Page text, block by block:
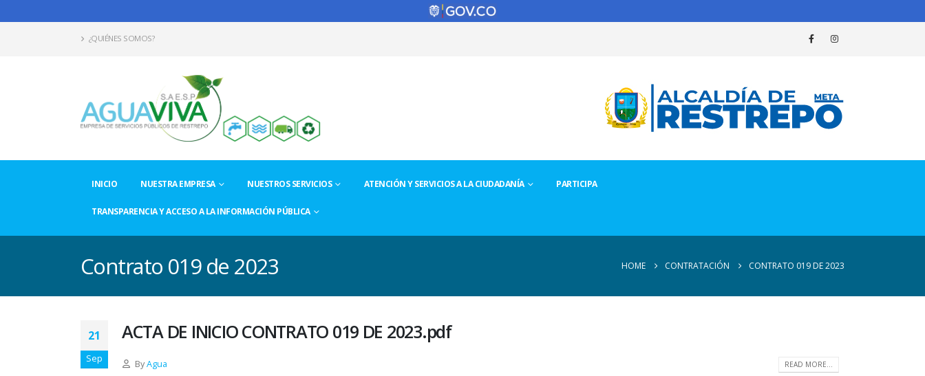
¿QUIÉNES SOMOS?
INICIO NUESTRA EMPRESA NUESTROS SERVICIOS ATENCIÓN Y SERVICIOS A LA CIUDADANÍA PARTICIPA
TRANSPARENCIA Y ACCESO A LA INFORMACIÓN PÚBLICA
Contrato 019 de 2023 HOME CONTRATACIÓN CONTRATO 019 DE 2023
21
Sep
ACTA DE INICIO CONTRATO 019 DE 2023.pdf
ByAgua READ MORE...